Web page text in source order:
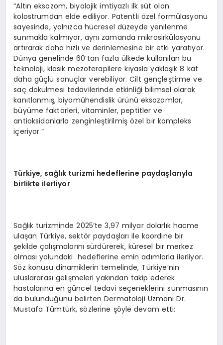
“Altın eksozom, biyolojik imtiyazlı ilk süt olan
kolostrumdan elde ediliyor. Patentli özel formülasyonu
sayesinde, yalnızca hücresel düzeyde yenilenme
sunmakla kalmıyor, aynı zamanda mikrosirkülasyonu
artırarak daha hızlı ve derinlemesine bir etki yaratıyor.
Dünya genelinde 60’tan fazla ülkede kullanılan bu
teknoloji, klasik mezoterapilere kıyasla yaklaşık 8 kat
daha güçlü sonuçlar verebiliyor. Cilt gençleştirme ve
saç dökülmesi tedavilerinde etkinliği bilimsel olarak
kanıtlanmış, biyomühendislik ürünü eksozomlar,
büyüme faktörleri, vitaminler, peptitler ve
antioksidanlarla zenginleştirilmiş özel bir kompleks
içeriyor.”
Türkiye, sağlık turizmi hedeflerine paydaşlarıyla
birlikte ilerliyor
Sağlık turizminde 2025’te 3,97 milyar dolarlık hacme
ulaşan Türkiye, sektör paydaşları ile koordine bir
şekilde çalışmalarını sürdürerek, küresel bir merkez
olması yolundaki hedeflerine emin adımlarla ilerliyor.
Söz konusu dinamiklerin temelinde, Türkiye’nin
uluslararası gelişmeleri yakından takip ederek
hastalarına en güncel tedavi seçeneklerini sunmasının
da bulunduğunu belirten Dermatoloji Uzmanı Dr.
Mustafa Tümtürk, sözlerine şöyle devam etti: